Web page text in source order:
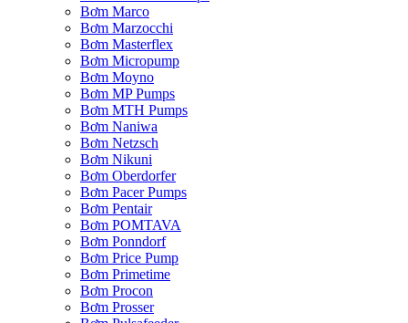
Bơm Marco
Bơm Marzocchi
Bơm Masterflex
Bơm Micropump
Bơm Moyno
Bơm MP Pumps
Bơm MTH Pumps
Bơm Naniwa
Bơm Netzsch
Bơm Nikuni
Bơm Oberdorfer
Bơm Pacer Pumps
Bơm Pentair
Bơm POMTAVA
Bơm Ponndorf
Bơm Price Pump
Bơm Primetime
Bơm Procon
Bơm Prosser